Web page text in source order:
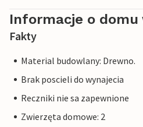
Informacje o
Fakty
Material budowlany: Drewno.
Brak poscieli do wynajecia
Reczniki nie sa zapewnione
Zwierzęta domowe: 2